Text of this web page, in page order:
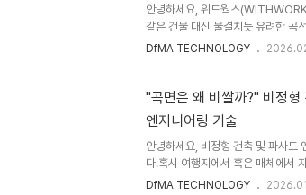
안녕하세요, 위드웍스
같은 건물 대신 물결치듯 유려한 곡
디지털 디자인 기술의 발전 덕분에
없는 복잡한 비정형 건축물. 오늘은
인 'CNC T-BAR 시스템'에 대해 이
족하다동대문 디자인 플라자(DDP)
DfMA TECHNOLOGY
"곡면은 왜 비쌀까?" 비정형
엔지니어링 기술
안녕하세요, 비정형 건축 및 파사
다.혹시 여행지에서 혹은 매체에
Gehry)의 건축물을 마주하고 압도
DfMA TECHNOLOGY